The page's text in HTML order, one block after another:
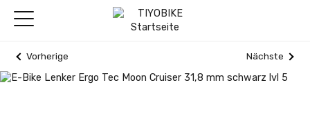
Vorherige Nächste